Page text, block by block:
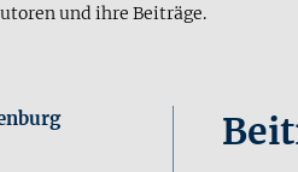
und ihre Beiträge.